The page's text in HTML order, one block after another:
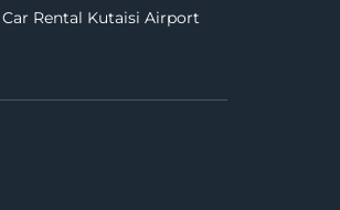
Car Rental Kutaisi Airport